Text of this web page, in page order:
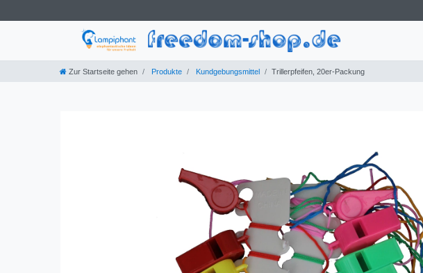
Zur Startseite gehen Produkte Kundgebungsmittel Trillerpfeifen, 20er-Packung